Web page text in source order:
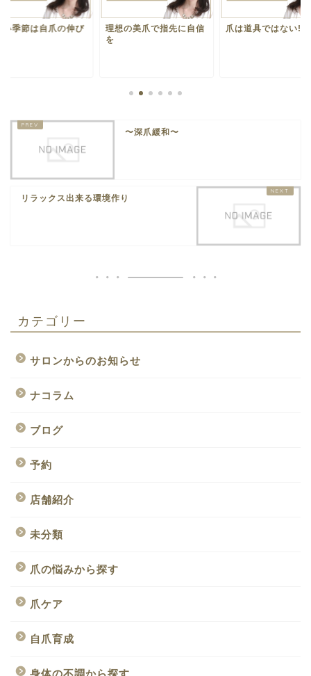
い季節は自爪の伸び
理想の美爪で指先に自信
を
爪は道具ではない‼︎
〜深爪緩和〜
リラックス出来る環境作り
カテゴリー
サロンからのお知らせ
ナコラム
ブログ
予約
店舗紹介
未分類
爪の悩みから探す
爪ケア
自爪育成
身体の不調から探す